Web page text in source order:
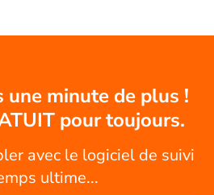
une minute de plus !
pour toujours.
avec le logiciel de suivi
ultime...